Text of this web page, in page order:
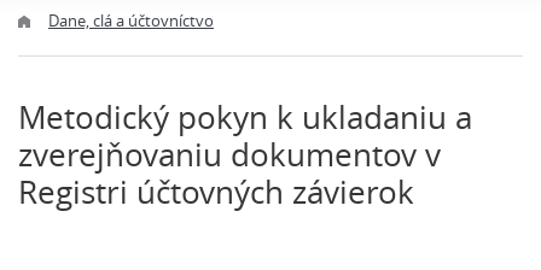
Dane, clá a účtovníctvo
Metodický pokyn k ukladaniu a
zverejňovaniu dokumentov v
Registri účtovných závierok